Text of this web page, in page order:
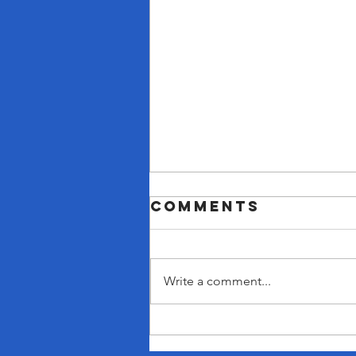
शिक्षण संस्थांना संशोधन व
नवोन्मेषावर भर देण्याचे मुख्यमंत्री
Comments
Write a comment...